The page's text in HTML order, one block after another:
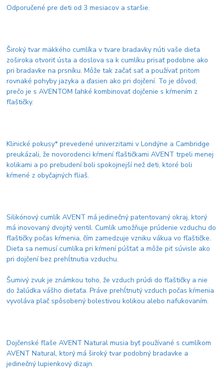
Odporučené pre deti od 3 mesiacov a staršie.
Široký tvar mäkkého cumlíka v tvare bradavky núti vaše dieťa
zoširoka otvoriť ústa a doslova sa k cumlíku prisať podobne ako
pri bradavke na prsníku. Môže tak začať sať a používať pritom
rovnaké pohyby jazyka a ďasien ako pri dojčení. To je dôvod,
prečo je s AVENTOM ľahké kombinovať dojčenie s kŕmením z
fľaštičky.
Klinické pokusy* prevedené univerzitami v Londýne a Cambridge
preukázali, že novorodenci kŕmení fľaštičkami AVENT trpeli menej
kolikami a po prebudení boli spokojnejší než deti, ktoré boli
kŕmené z obyčajných fliaš.
Silikónový cumlík AVENT má jedinečný patentovaný okraj, ktorý
má inovovaný dvojitý ventil. Cumlík umožňuje prúdenie vzduchu do
fľaštičky počas kŕmenia, čím zamedzuje vzniku vákua vo fľaštičke.
Dieťa sa nemusí cumlíka pri kŕmení púšťať a môže piť súvisle ako
pri dojčení bez prehĺtnutia vzduchu.
Šumivý zvuk je známkou toho, že vzduch prúdi do fľaštičky a nie
do žalúdka vášho dieťaťa. Práve prehĺtnutý vzduch počas kŕmenia
vyvoláva plač spôsobený bolestivou kolikou alebo nafukovaním.
Dojčenské fľaše AVENT Natural musia byť používané s cumlíkom
AVENT Natural, ktorý má široký tvar podobný bradavke a
jedinečný lupienkový dizajn.